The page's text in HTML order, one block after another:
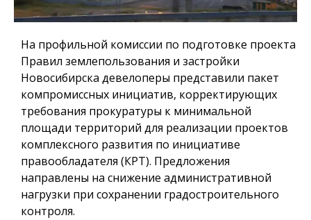
На профильной комиссии по подготовке проекта
Правил землепользования и застройки
Новосибирска девелоперы представили пакет
компромиссных инициатив, корректирующих
требования прокуратуры к минимальной
площади территорий для реализации проектов
комплексного развития по инициативе
правообладателя (КРТ). Предложения
направлены на снижение административной
нагрузки при сохранении градостроительного
контроля.